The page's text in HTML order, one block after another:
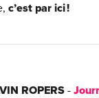
c’est par ici !
ROPERS-